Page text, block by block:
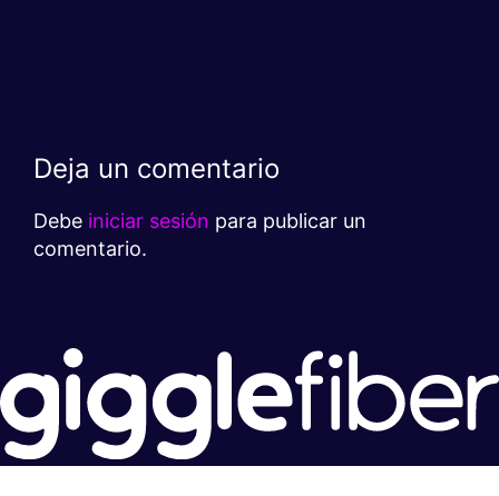
Deja un comentario
Debe iniciar sesión para publicar un
comentario.